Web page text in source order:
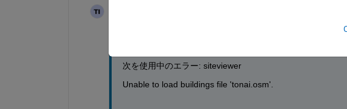
次を使用中のエラー: siteviewer
Unable to load buildings file 'tonai.osm'.